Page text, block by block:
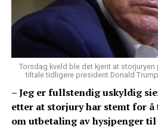
Torsdag kveld ble det kjent at
tiltale tidligere president Donald
– Jeg er fullstendig uskyldig
etter at storjury har stemt for
om utbetaling av hysjpenger